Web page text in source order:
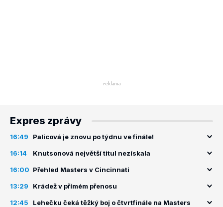
Expres zprávy
16:49 Palicová je znovu po týdnu ve finále!
16:14 Knutsonová největší titul nezískala
16:00 Přehled Masters v Cincinnati
13:29 Krádež v přímém přenosu
12:45 Lehečku čeká těžký boj o čtvrtfinále na Masters